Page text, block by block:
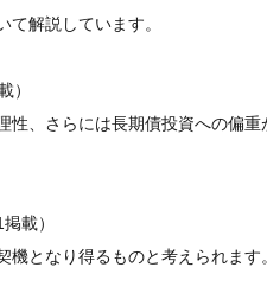
解説しています。
）
、さらには長期債投資への偏重
載）
となり得るものと考えられます。